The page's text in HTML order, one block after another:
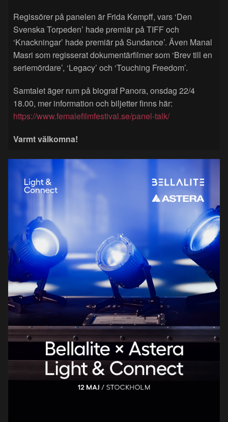
Regissörer på panelen är Frida Kempff, vars ‘Den
Svenska Torpeden’ hade premiär på TIFF och
‘Knackningar’ hade premiär på Sundance’. Även Manal
Masri som regisserat dokumentärfilmer som ‘Brev till en
seriemördare’, ‘Legacy’ och ‘Touching Freedom’.
Samtalet äger rum på biograf Panora, onsdag 22/4
18.00, mer information och biljetter finns här:
https://www.femalefilmfestival.se/panel-talk/
Varmt välkomna!